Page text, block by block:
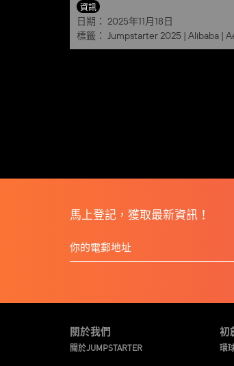
資訊
日期： 2025年11月18日
標籤： Jumpstarter 2025 | Alibaba |
馬上登記，獲取最新資訊！
關於我們
關於JUMPSTARTER
初
環